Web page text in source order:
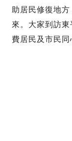
助居民修復地
來。大家到訪
費居民及市民同